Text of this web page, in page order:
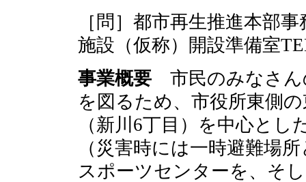
［問］都市再生推進本部
施設（仮称）開設準備室
事業概要 市民のみなさん
を図るため、市役所東側
（新川6丁目）を中心と
（災害時には一時避難場
スポーツセンターを、そ